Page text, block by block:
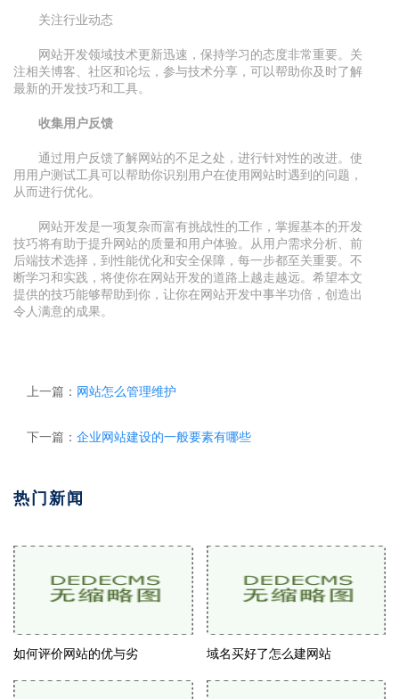
关注行业动态
网站开发领域技术更新迅速，保持学习的态度非常重要。关
注相关博客、社区和论坛，参与技术分享，可以帮助你及时了解
最新的开发技巧和工具。
收集用户反馈
通过用户反馈了解网站的不足之处，进行针对性的改进。使
用用户测试工具可以帮助你识别用户在使用网站时遇到的问题，
从而进行优化。
网站开发是一项复杂而富有挑战性的工作，掌握基本的开发
技巧将有助于提升网站的质量和用户体验。从用户需求分析、前
后端技术选择，到性能优化和安全保障，每一步都至关重要。不
断学习和实践，将使你在网站开发的道路上越走越远。希望本文
提供的技巧能够帮助到你，让你在网站开发中事半功倍，创造出
令人满意的成果。
上一篇： 网站怎么管理维护
下一篇： 企业网站建设的一般要素有哪些
热门新闻
如何评价网站的优与劣 域名买好了怎么建网站